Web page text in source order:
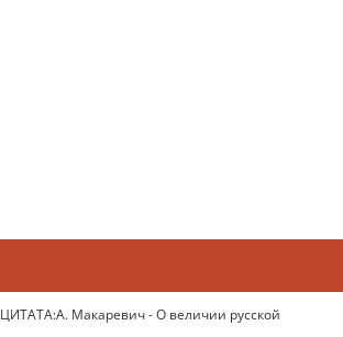
ЦИТАТА:А. Макаревич - О величии русской